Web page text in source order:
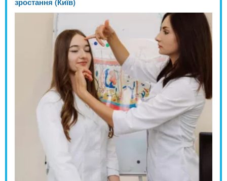
зростання (Київ)